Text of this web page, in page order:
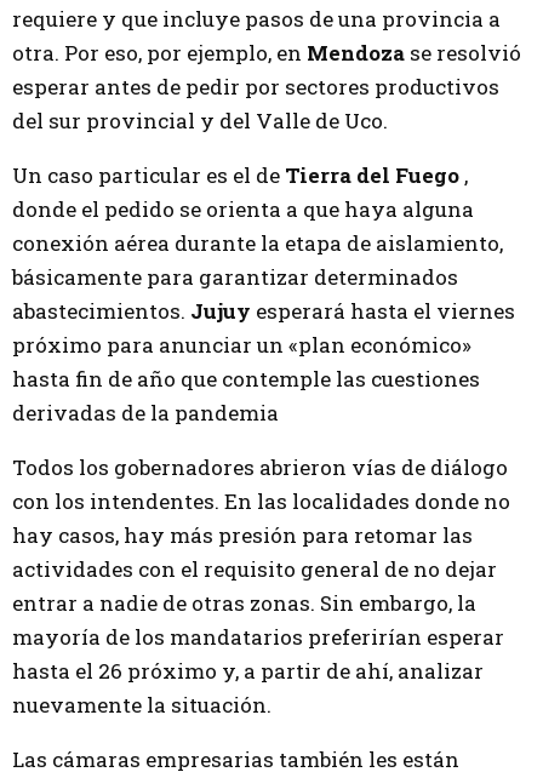
requiere y que incluye pasos de una provincia a
otra. Por eso, por ejemplo, en Mendoza se resolvió
esperar antes de pedir por sectores productivos
del sur provincial y del Valle de Uco.
Un caso particular es el de Tierra del Fuego ,
donde el pedido se orienta a que haya alguna
conexión aérea durante la etapa de aislamiento,
básicamente para garantizar determinados
abastecimientos. Jujuy esperará hasta el viernes
próximo para anunciar un «plan económico»
hasta fin de año que contemple las cuestiones
derivadas de la pandemia
Todos los gobernadores abrieron vías de diálogo
con los intendentes. En las localidades donde no
hay casos, hay más presión para retomar las
actividades con el requisito general de no dejar
entrar a nadie de otras zonas. Sin embargo, la
mayoría de los mandatarios preferirían esperar
hasta el 26 próximo y, a partir de ahí, analizar
nuevamente la situación.
Las cámaras empresarias también les están